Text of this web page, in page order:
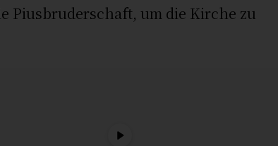
Piusbruderschaft, um die Kirche zu